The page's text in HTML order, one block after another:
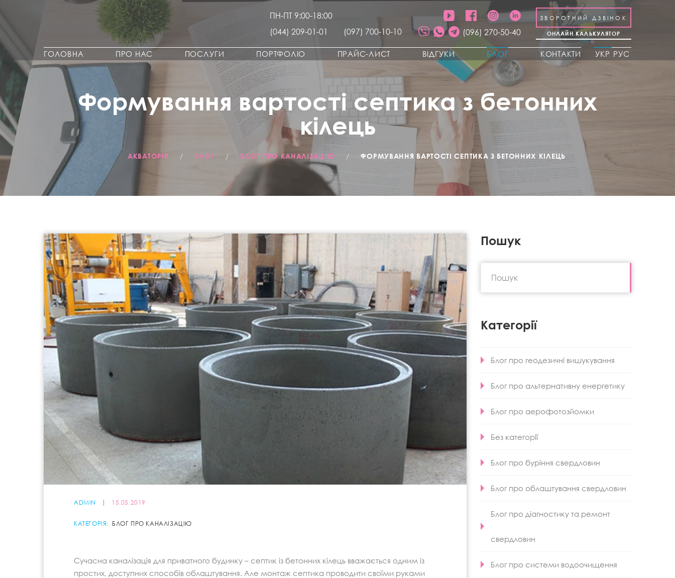
ПН-ПТ 9:00-18:00
(044) 209-01-01
(097) 700-10-10 (096) 270-50-40
ЗВОРОТНИЙ ДЗВІНОК
ОНЛАЙН КАЛЬКУЛЯТОР
ГОЛОВНА ПРО НАС ПОСЛУГИ ПОРТФОЛІО ПРАЙС-ЛИСТ ВІДГУКИ БЛОГ КОНТАКТИ УКР РУС
Формування вартості септика з бетонних
кілець
АКВАТОРІЯ / БЛОГ / БЛОГ ПРО КАНАЛІЗАЦІЮ / ФОРМУВАННЯ ВАРТОСТІ СЕПТИКА З БЕТОННИХ КІЛЕЦЬ
ADMIN 15.05.2019
КАТЕГОРІЯ: БЛОГ ПРО КАНАЛІЗАЦІЮ
Сучасна каналізація для приватного будинку – септик із бетонних кілець вважається одним із
простих, доступних способів облаштування. Але монтаж септика проводити своїми руками
Пошук
Категорії
Блог про геодезичні вишукування
Блог про альтернативну енергетику
Блог про аерофотозйомки
Без категорії
Блог про буріння свердловин
Блог про облаштування свердловин
Блог про діагностику та ремонт
свердловин
Блог про системи водоочищення